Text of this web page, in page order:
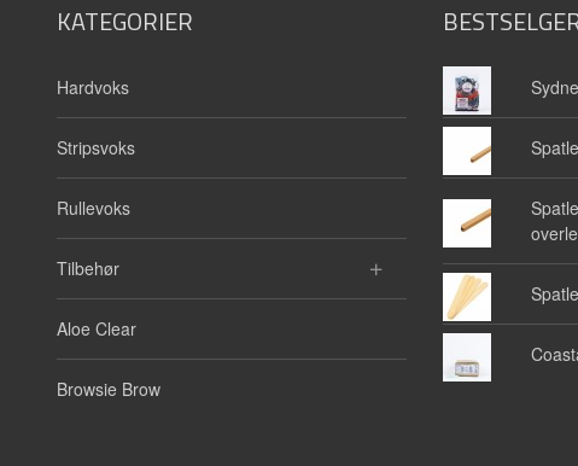
KATEGORIER
Hardvoks
Stripsvoks
Rullevoks
Tilbehør
Aloe Clear
Browsie Brow